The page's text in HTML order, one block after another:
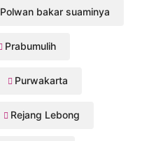
Polwan bakar suaminya
Prabumulih
Purwakarta
Rejang Lebong